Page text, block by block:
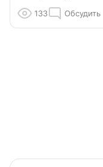
133 Обсудить